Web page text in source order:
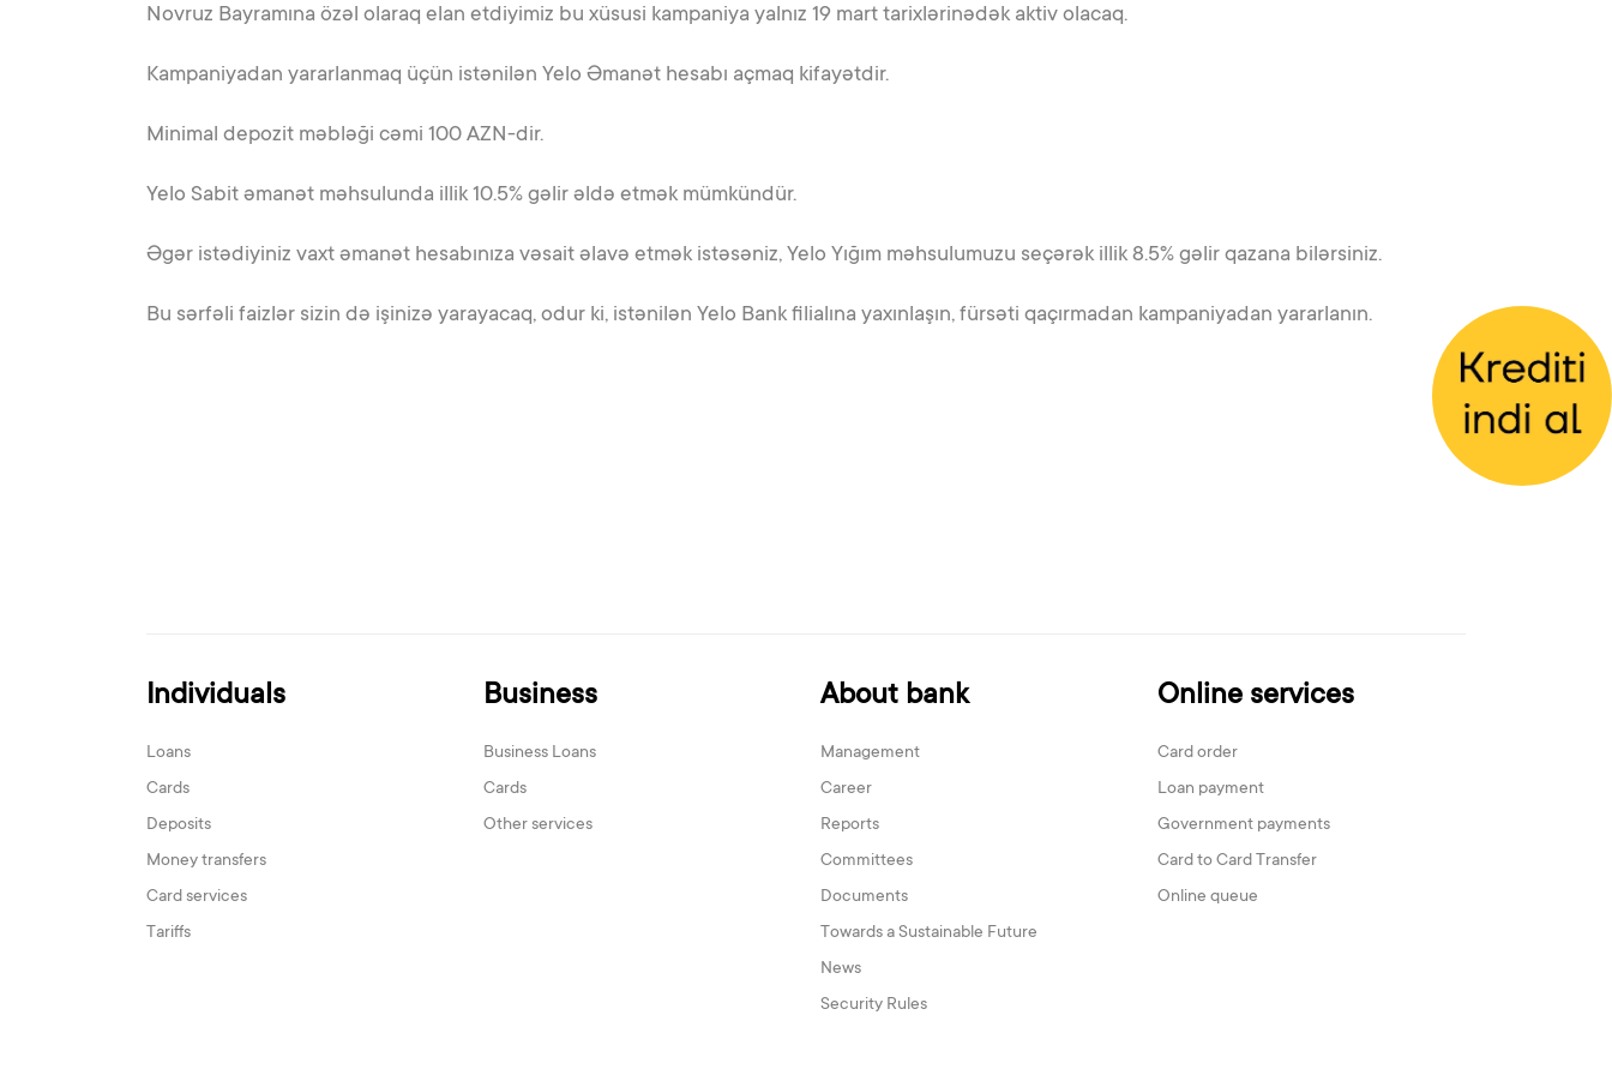
Novruz Bayramına özəl olaraq elan etdiyimiz bu xüsusi kampaniya yalnız 19 mart tarixlərinədək aktiv olacaq.
Kampaniyadan yararlanmaq üçün istənilən Yelo Əmanət hesabı açmaq kifayətdir.
Minimal depozit məbləği cəmi 100 AZN-dir.
Yelo Sabit əmanət məhsulunda illik 10.5% gəlir əldə etmək mümkündür.
Əgər istədiyiniz vaxt əmanət hesabınıza vəsait əlavə etmək istəsəniz, Yelo Yığım məhsulumuzu seçərək illik 8.5% gəlir qazana bilərsiniz.
Bu sərfəli faizlər sizin də işinizə yarayacaq, odur ki, istənilən Yelo Bank filialına yaxınlaşın, fürsəti qaçırmadan kampaniyadan yararlanın.
Individuals
Loans
Cards
Deposits
Money transfers
Card services
Tariffs
Business
Business Loans
Cards
Other services
About bank
Management
Career
Reports
Committees
Documents
Towards a Sustainable Future
News
Security Rules
Online services
Card order
Loan payment
Government payments
Card to Card Transfer
Online queue